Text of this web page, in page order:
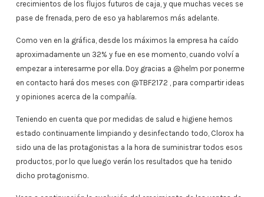
crecimientos de los flujos futuros de caja, y que muchas veces se
pase de frenada, pero de eso ya hablaremos más adelante.
Como ven en la gráfica, desde los máximos la empresa ha caído
aproximadamente un 32% y fue en ese momento, cuando volví a
empezar a interesarme por ella. Doy gracias a @helm por ponerme
en contacto hará dos meses con @TBF2172 , para compartir ideas
y opiniones acerca de la compañía.
Teniendo en cuenta que por medidas de salud e higiene hemos
estado continuamente limpiando y desinfectando todo, Clorox ha
sido una de las protagonistas a la hora de suministrar todos esos
productos, por lo que luego verán los resultados que ha tenido
dicho protagonismo.